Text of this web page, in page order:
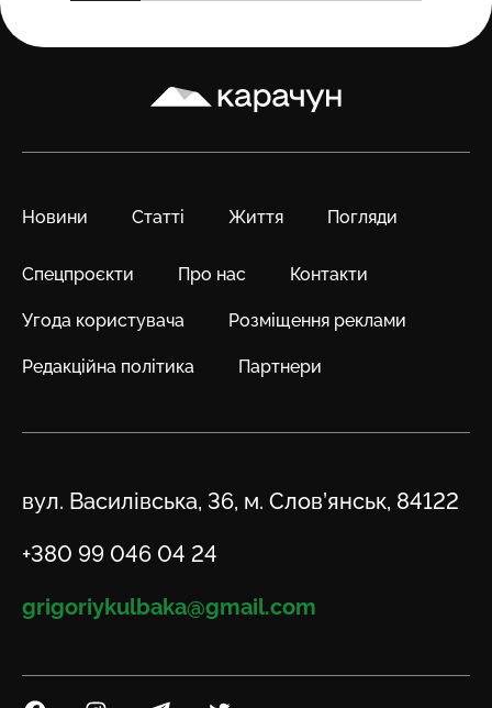
Карачун
Новини Статті Життя Погляди
Спецпроєкти Про нас Контакти
Угода користувача Розміщення реклами
Редакційна політика Партнери
Адреса
вул. Василівська, 36, м. Слов’янськ, 84122
Телефон
+380 99 046 04 24
Email
grigoriykulbaka@gmail.com